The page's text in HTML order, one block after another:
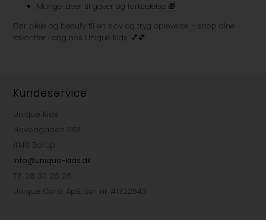
Mange ideer til gaver og forkælelse 🎁
Gør pleje og beauty til en sjov og tryg oplevelse – shop dine
favoritter i dag hos Unique Kids 💅💕
Kundeservice
Unique Kids
Hovedgaden 56E
4140 Borup
info@unique-kids.dk
Tlf. 28 30 26 26
Unique Corp. ApS, cvr. nr. 41322543